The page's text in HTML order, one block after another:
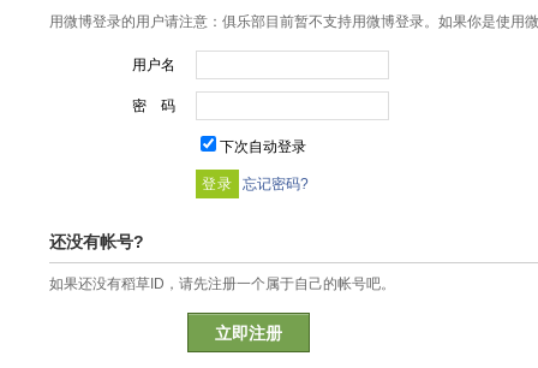
用微博登录的用户请注意：俱乐部目前暂不支持用微博登录。如果你是使用
用户名
密 码
下次自动登录
忘记密码?
还没有帐号?
如果还没有稻草ID，请先注册一个属于自己的帐号吧。
立即注册